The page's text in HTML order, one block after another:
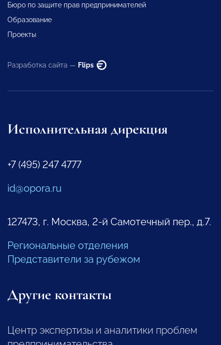
Бюро по защите прав предпринимателей
Образование
Проекты
Разработка сайта — Flips
Исполнительная дирекция
+7 (495) 247 4777
id@opora.ru
127473, г. Москва, 2-й Самотечный пер., д.7.
Региональные отделения
Представители за рубежом
Другие контакты
Центр экспертизы и аналитики проблем